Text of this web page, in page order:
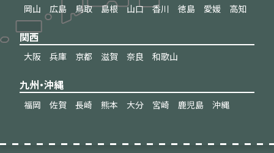
岡山 広島 鳥取 島根 山口 香川 徳島 愛媛 高知
関西
大阪 兵庫 京都 滋賀 奈良 和歌山
九州・沖縄
福岡 佐賀 長崎 熊本 大分 宮崎 鹿児島 沖縄